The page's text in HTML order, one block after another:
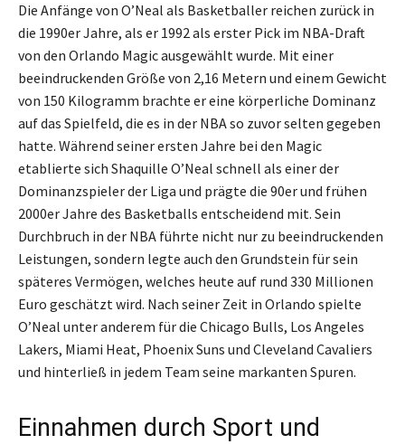
Die Anfänge von O’Neal als Basketballer reichen zurück in
die 1990er Jahre, als er 1992 als erster Pick im NBA-Draft
von den Orlando Magic ausgewählt wurde. Mit einer
beeindruckenden Größe von 2,16 Metern und einem Gewicht
von 150 Kilogramm brachte er eine körperliche Dominanz
auf das Spielfeld, die es in der NBA so zuvor selten gegeben
hatte. Während seiner ersten Jahre bei den Magic
etablierte sich Shaquille O’Neal schnell als einer der
Dominanzspieler der Liga und prägte die 90er und frühen
2000er Jahre des Basketballs entscheidend mit. Sein
Durchbruch in der NBA führte nicht nur zu beeindruckenden
Leistungen, sondern legte auch den Grundstein für sein
späteres Vermögen, welches heute auf rund 330 Millionen
Euro geschätzt wird. Nach seiner Zeit in Orlando spielte
O’Neal unter anderem für die Chicago Bulls, Los Angeles
Lakers, Miami Heat, Phoenix Suns und Cleveland Cavaliers
und hinterließ in jedem Team seine markanten Spuren.
Einnahmen durch Sport und